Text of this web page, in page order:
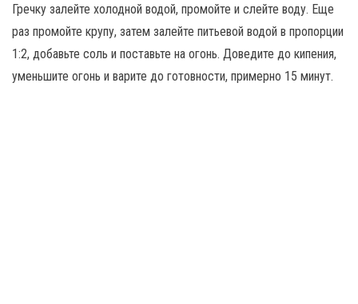
Гречку залейте холодной водой, промойте и слейте воду. Еще
раз промойте крупу, затем залейте питьевой водой в пропорции
1:2, добавьте соль и поставьте на огонь. Доведите до кипения,
уменьшите огонь и варите до готовности, примерно 15 минут.